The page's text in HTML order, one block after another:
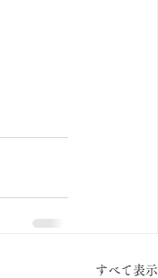
すべて表示